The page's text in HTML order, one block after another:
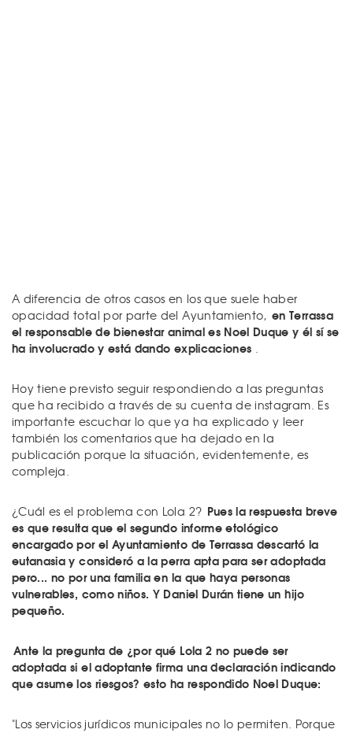
A diferencia de otros casos en los que suele haber
opacidad total por parte del Ayuntamiento, en Terrassa
el responsable de bienestar animal es Noel Duque y él sí se
ha involucrado y está dando explicaciones
Hoy tiene previsto seguir respondiendo a las preguntas
que ha recibido a través de su cuenta de instagram. Es
importante escuchar lo que ya ha explicado y leer
también los comentarios que ha dejado en la
publicación porque la situación, evidentemente, es
compleja.
¿Cuál es el problema con Lola 2? Pues la respuesta breve
es que resulta que el segundo informe etológico
encargado por el Ayuntamiento de Terrassa descartó la
eutanasia y consideró a la perra apta para ser adoptada
pero... no por una familia en la que haya personas
vulnerables, como niños. Y Daniel Durán tiene un hijo
pequeño.
Ante la pregunta de ¿por qué Lola 2 no puede ser
adoptada si el adoptante firma una declaración indicando
que asume los riesgos? esto ha respondido Noel Duque:
"Los servicios jurídicos municipales no lo permiten. Porque